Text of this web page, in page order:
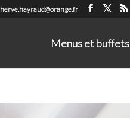
herve.hayraud@orange.fr
Menus et buffets